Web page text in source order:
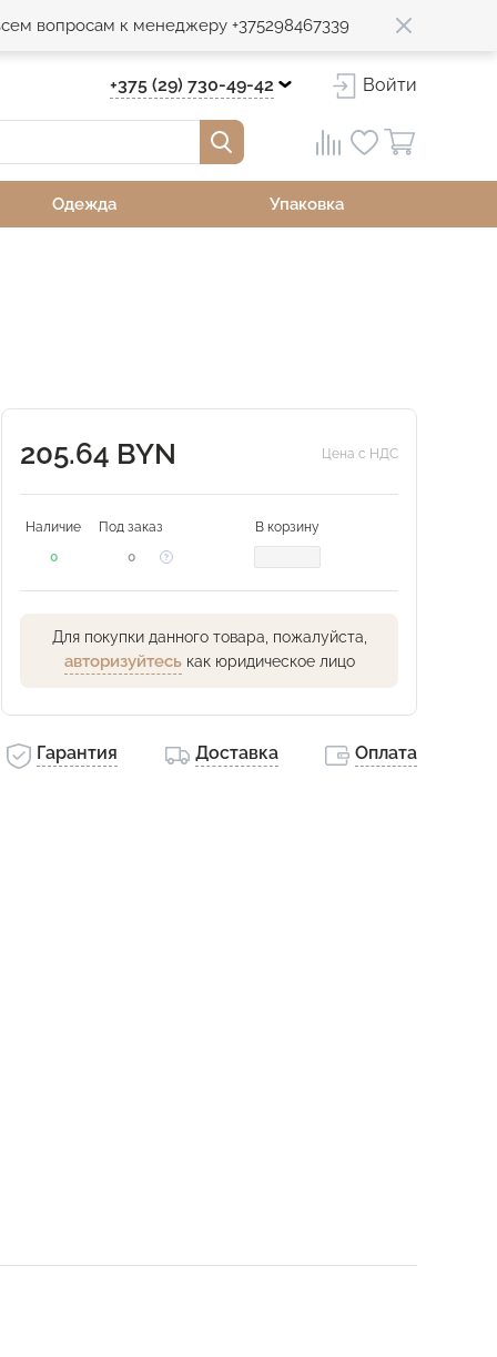
вопросам к менеджеру +375298467339
+375 (29) 730-49-42 Войти
Одежда Упаковка
205.64 BYN Цена с НДС
Наличие Под заказ
В корзину
0
0
Для покупки данного товара, пожалуйста,
авторизуйтеськак юридическое лицо
Гарантия Доставка Оплата